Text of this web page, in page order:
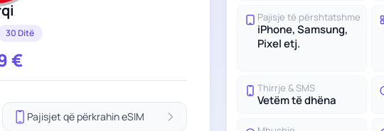
30 Ditë
€
Pajisjet që përkrahin eSIM
Pajisje të përshtatshme
iPhone, Samsung,
Pixel etj.
Thirrje & SMS
Vetëm të dhëna